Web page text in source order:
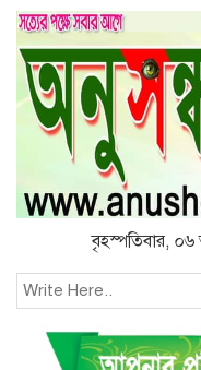
বৃহস্পতিবার,